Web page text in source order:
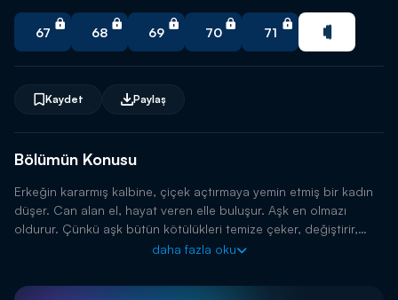
🔥 Yeni trend dizileri istediğin zaman izle.
Uygulamayı İndir
Bölümün Konusu
Erkeğin kararmış kalbine, çiçek açtırmaya yemin etmiş bir kadın
düşer. Can alan el, hayat veren elle buluşur. Aşk en olmazı
oldurur. Çünkü aşk bütün kötülükleri temize çeker, değiştirir,
daha fazla oku
Kaydet Paylaş
67 68 69 70 71